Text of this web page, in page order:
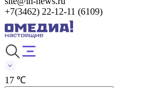
+7(3462) 22-12-11 (6109)
17 ℃